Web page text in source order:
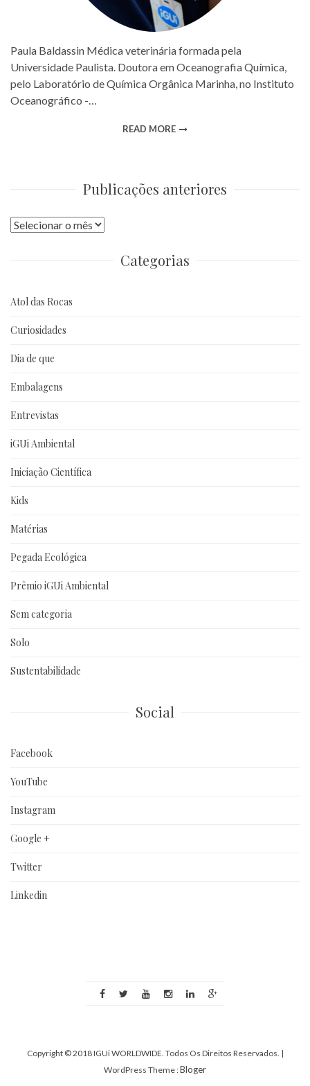
Paula Baldassin Médica veterinária formada pela
Universidade Paulista. Doutora em Oceanografia Química,
pelo Laboratório de Química Orgânica Marinha, no Instituto
Oceanográfico -…
READ MORE
Publicações anteriores
Publicações
Categorias
Atol das Rocas
Curiosidades
Dia de que
Embalagens
Entrevistas
iGUi Ambiental
Iniciação Científica
Kids
Matérias
Pegada Ecológica
Prêmio iGUi Ambiental
Sem categoria
Solo
Sustentabilidade
Social
Facebook
YouTube
Instagram
Google +
Twitter
Linkedin
Copyright © 2018 IGUi WORLDWIDE. Todos Os Direitos Reservados. |
WordPress Theme :Bloger